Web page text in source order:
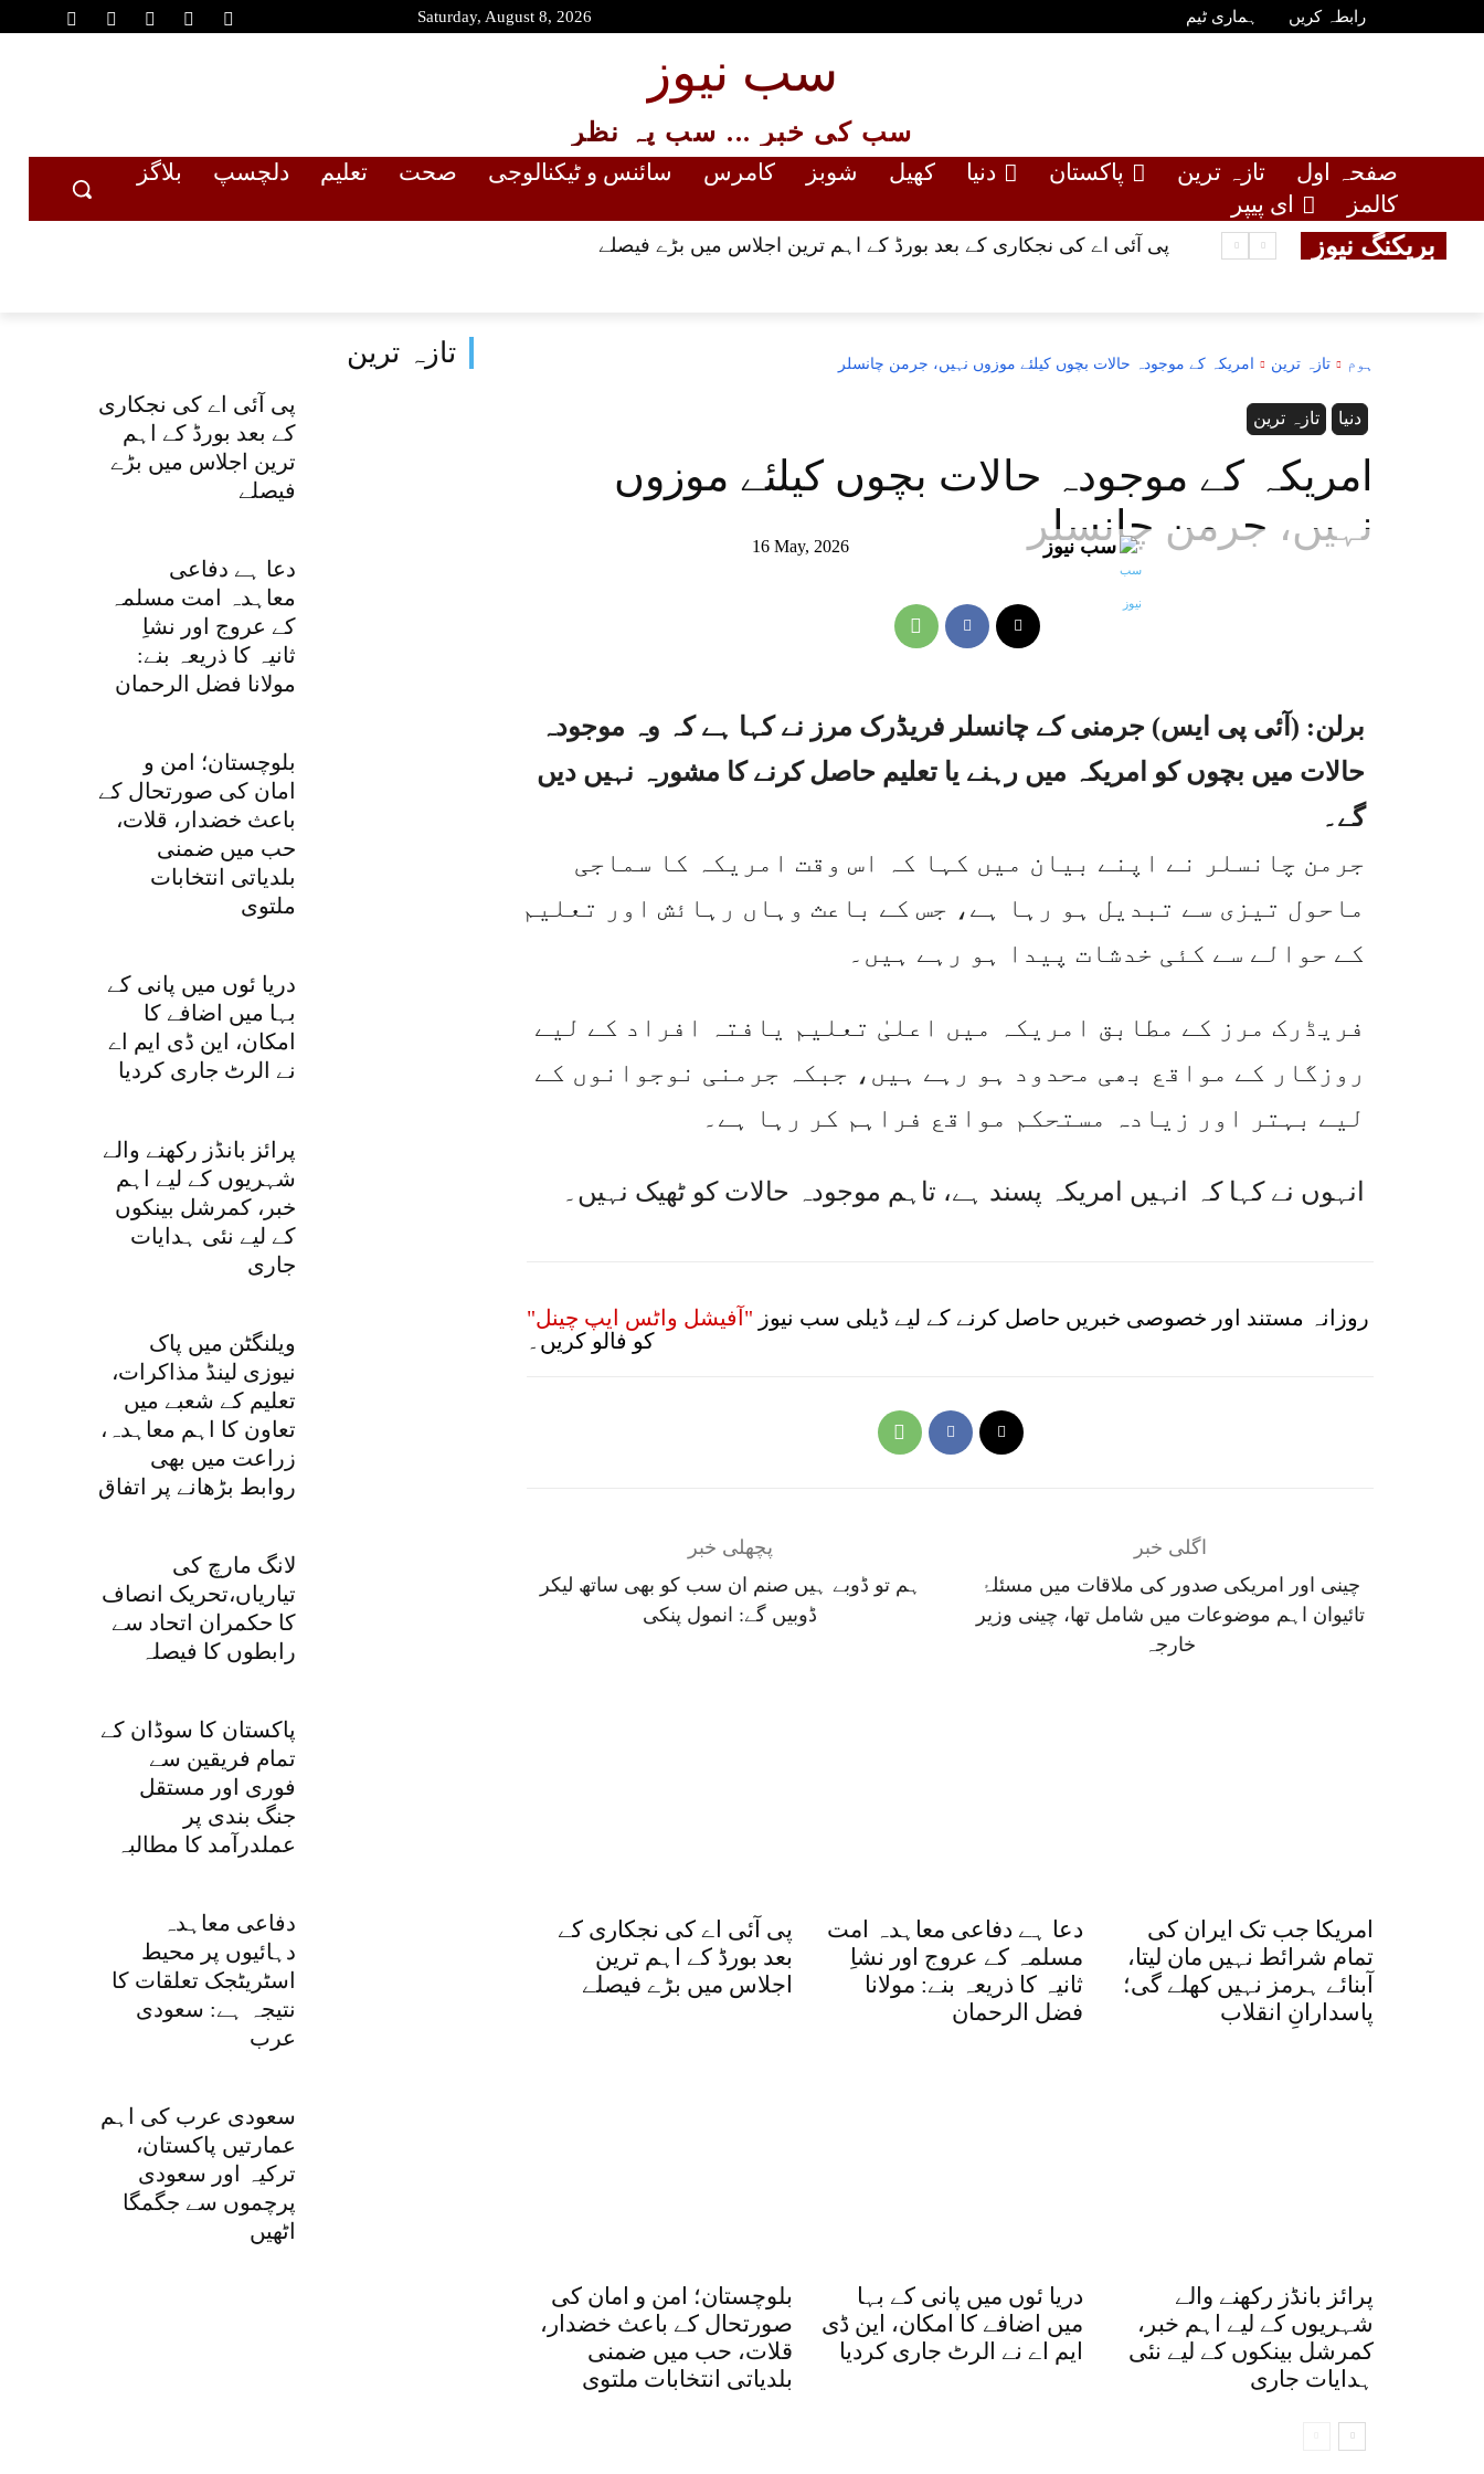
Saturday, August 8, 2026 رابطہ کریں ہماری ٹیم
سب نیوز
سب کی خبر ... سب پہ نظر
صفحہ اول تازہ ترین پاکستان دنیا کھیل شوبز کامرس سائنس و ٹیکنالوجی صحت تعلیم دلچسپ
بلاگز
کالمز
ای پیپر
بریکنگ نیوز پی آئی اے کی نجکاری کے بعد بورڈ کے اہم ترین اجلاس میں بڑے فیصلے
تازہ ترین
پی آئی اے کی نجکاری
کے بعد بورڈ کے اہم
ترین اجلاس میں بڑے
فیصلے
دعا ہے دفاعی
معاہدہ امت مسلمہ
کے عروج اور نشاِ
ثانیہ کا ذریعہ بنے:
مولانا فضل الرحمان
بلوچستان؛ امن و
امان کی صورتحال کے
باعث خضدار، قلات،
حب میں ضمنی
بلدیاتی انتخابات
ملتوی
دریا ئوں میں پانی کے
بہا میں اضافے کا
امکان، این ڈی ایم اے
نے الرٹ جاری کردیا
پرائز بانڈز رکھنے والے
شہریوں کے لیے اہم
خبر، کمرشل بینکوں
کے لیے نئی ہدایات
جاری
ویلنگٹن میں پاک
نیوزی لینڈ مذاکرات،
تعلیم کے شعبے میں
تعاون کا اہم معاہدہ،
زراعت میں بھی
روابط بڑھانے پر اتفاق
لانگ مارچ کی
تیاریاں،تحریک انصاف
کا حکمران اتحاد سے
رابطوں کا فیصلہ
پاکستان کا سوڈان کے
تمام فریقین سے
فوری اور مستقل
جنگ بندی پر
عملدرآمد کا مطالبہ
دفاعی معاہدہ
دہائیوں پر محیط
اسٹریٹجک تعلقات کا
نتیجہ ہے: سعودی
عرب
سعودی عرب کی اہم
عمارتیں پاکستان،
ترکیہ اور سعودی
پرچموں سے جگمگا
اٹھیں
ہوم تازہ ترین امریکہ کے موجودہ حالات بچوں کیلئے موزوں نہیں، جرمن چانسلر
تازہ ترین دنیا
امریکہ کے موجودہ حالات بچوں کیلئے موزوں
نہیں، جرمن چانسلر
16 May, 2026 سب نیوز
برلن: (آئی پی ایس) جرمنی کے چانسلر فریڈرک مرز نے کہا ہے کہ وہ موجودہ
حالات میں بچوں کو امریکہ میں رہنے یا تعلیم حاصل کرنے کا مشورہ نہیں دیں
گے۔
جرمن چانسلر نے اپنے بیان میں کہا کہ اس وقت امریکہ کا سماجی
ماحول تیزی سے تبدیل ہو رہا ہے، جس کے باعث وہاں رہائش اور تعلیم
کے حوالے سے کئی خدشات پیدا ہو رہے ہیں۔
فریڈرک مرز کے مطابق امریکہ میں اعلیٰ تعلیم یافتہ افراد کے لیے
روزگار کے مواقع بھی محدود ہو رہے ہیں، جبکہ جرمنی نوجوانوں کے
لیے بہتر اور زیادہ مستحکم مواقع فراہم کر رہا ہے۔
انہوں نے کہا کہ انہیں امریکہ پسند ہے، تاہم موجودہ حالات کو ٹھیک نہیں۔
روزانہ مستند اور خصوصی خبریں حاصل کرنے کے لیے ڈیلی سب نیوز "آفیشل واٹس ایپ چینل"
کو فالو کریں۔
پچھلی خبر
ہم تو ڈوبے ہیں صنم ان سب کو بھی ساتھ لیکر
ڈوبیں گے: انمول پنکی
اگلی خبر
چینی اور امریکی صدور کی ملاقات میں مسئلۂ
تائیوان اہم موضوعات میں شامل تھا، چینی وزیر
خارجہ
پی آئی اے کی نجکاری کے
بعد بورڈ کے اہم ترین
اجلاس میں بڑے فیصلے
دعا ہے دفاعی معاہدہ امت
مسلمہ کے عروج اور نشاِ
ثانیہ کا ذریعہ بنے: مولانا
فضل الرحمان
امریکا جب تک ایران کی
تمام شرائط نہیں مان لیتا،
آبنائے ہرمز نہیں کھلے گی؛
پاسدارانِ انقلاب
بلوچستان؛ امن و امان کی
صورتحال کے باعث خضدار،
قلات، حب میں ضمنی
بلدیاتی انتخابات ملتوی
دریا ئوں میں پانی کے بہا
میں اضافے کا امکان، این ڈی
ایم اے نے الرٹ جاری کردیا
پرائز بانڈز رکھنے والے
شہریوں کے لیے اہم خبر،
کمرشل بینکوں کے لیے نئی
ہدایات جاری